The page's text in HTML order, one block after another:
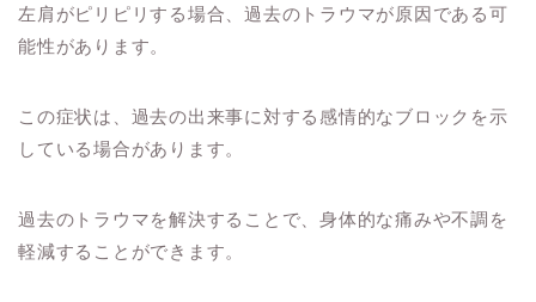
左肩がピリピリする場合、過去のトラウマが原因である可
能性があります。
この症状は、過去の出来事に対する感情的なブロックを示
している場合があります。
過去のトラウマを解決することで、身体的な痛みや不調を
軽減することができます。